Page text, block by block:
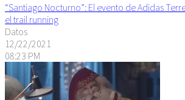
“Santiago Nocturno”: El evento de Adidas
el trail running
Datos
12/22/2021
08:23 PM